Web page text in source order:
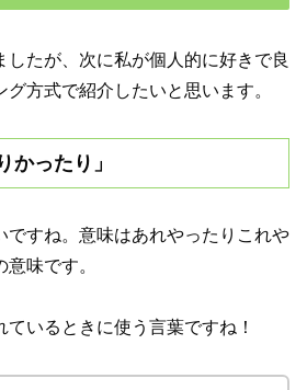
したが、次に私が個人的に好きで良
グ方式で紹介したいと思います。
かったり」
ですね。意味はあれやったりこれや
味です。
いるときに使う言葉ですね！